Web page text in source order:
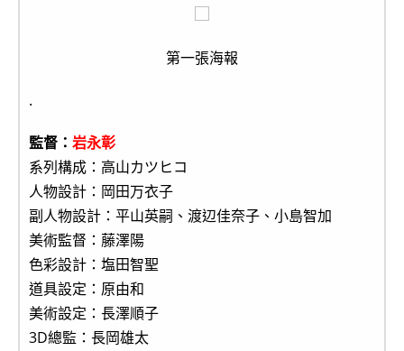
第一張海報
.
監督： 岩永彰
系列構成：高山カツヒコ
人物設計：岡田万衣子
副人物設計：平山英嗣、渡辺佳奈子、小島智加
美術監督：藤澤陽
色彩設計：塩田智聖
道具設定：原由和
美術設定：長澤順子
3D總監：長岡雄太